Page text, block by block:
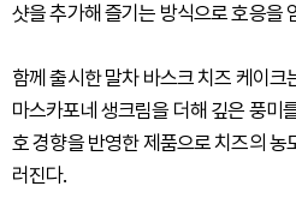
샷을 추가해 즐기는 방식으로 호응을
함께 출시한 말차 바스크 치즈 케이
마스카포네 생크림을 더해 깊은 풍미
호 경향을 반영한 제품으로 치즈의 농
러진다.